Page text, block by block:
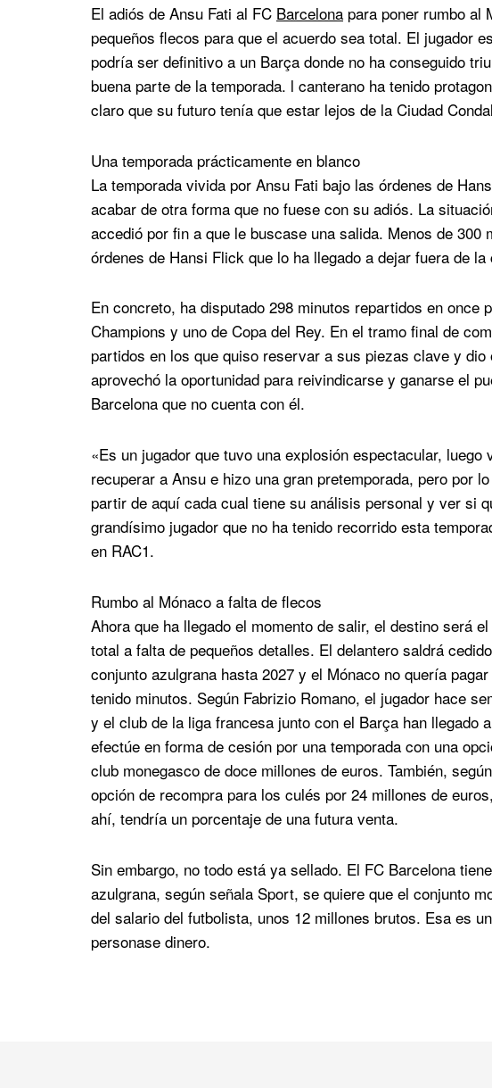
El adiós de Ansu Fati al FC Barcelona para poner rumbo al
pequeños flecos para que el acuerdo sea total. El jugador
podría ser definitivo a un Barça donde no ha conseguido
buena parte de la temporada. l canterano ha tenido
claro que su futuro tenía que estar lejos de la Ciudad
Una temporada prácticamente en blanco
La temporada vivida por Ansu Fati bajo las órdenes de
acabar de otra forma que no fuese con su adiós. La
accedió por fin a que le buscase una salida. Menos de
órdenes de Hansi Flick que lo ha llegado a dejar fuera de
En concreto, ha disputado 298 minutos repartidos en once
Champions y uno de Copa del Rey. En el tramo final de
partidos en los que quiso reservar a sus piezas clave y
aprovechó la oportunidad para reivindicarse y ganarse el
Barcelona que no cuenta con él.
«Es un jugador que tuvo una explosión espectacular,
recuperar a Ansu e hizo una gran pretemporada, pero por
partir de aquí cada cual tiene su análisis personal y ver si
grandísimo jugador que no ha tenido recorrido esta
en RAC1.
Rumbo al Mónaco a falta de flecos
Ahora que ha llegado el momento de salir, el destino será
total a falta de pequeños detalles. El delantero saldrá
conjunto azulgrana hasta 2027 y el Mónaco no quería
tenido minutos. Según Fabrizio Romano, el jugador hace
y el club de la liga francesa junto con el Barça han llegado
efectúe en forma de cesión por una temporada con una
club monegasco de doce millones de euros. También,
opción de recompra para los culés por 24 millones de
ahí, tendría un porcentaje de una futura venta.
Sin embargo, no todo está ya sellado. El FC Barcelona
azulgrana, según señala Sport, se quiere que el conjunto
del salario del futbolista, unos 12 millones brutos. Esa es
personase dinero.